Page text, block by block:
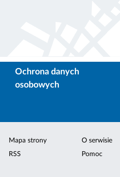
Ochrona danych
osobowych
Mapa strony
RSS
O serwisie
Pomoc